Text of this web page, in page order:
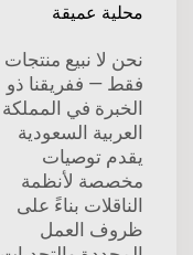
محلية عميقة
نحن لا نبيع منتجات
فقط — ففريقنا ذو
الخبرة في المملكة
العربية السعودية
يقدم توصيات
مخصصة لأنظمة
الناقلات بناءً على
ظروف العمل